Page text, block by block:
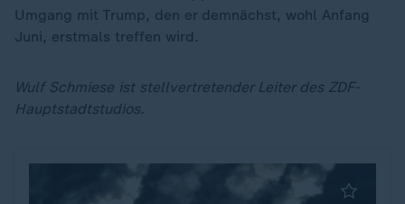
Umgang mit Trump, den er demnächst, wohl Anfang
Juni, erstmals treffen wird.
Wulf Schmiese ist stellvertretender Leiter des ZDF-
Hauptstadtstudios.